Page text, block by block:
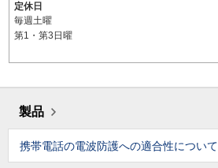
定休日
毎週土曜
第1・第3日曜
製品
携帯電話の電波防護への適合性について